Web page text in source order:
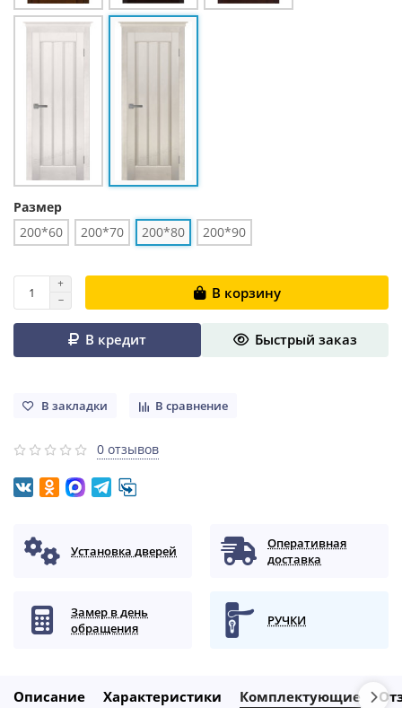
Размер
200*60
200*70 200*80 200*90
В корзину
В кредит Быстрый заказ
В закладки В сравнение
0 отзывов
Установка дверей
Оперативная
доставка
Замер в день
обращения
РУЧКИ
Описание Характеристики Комплектующие